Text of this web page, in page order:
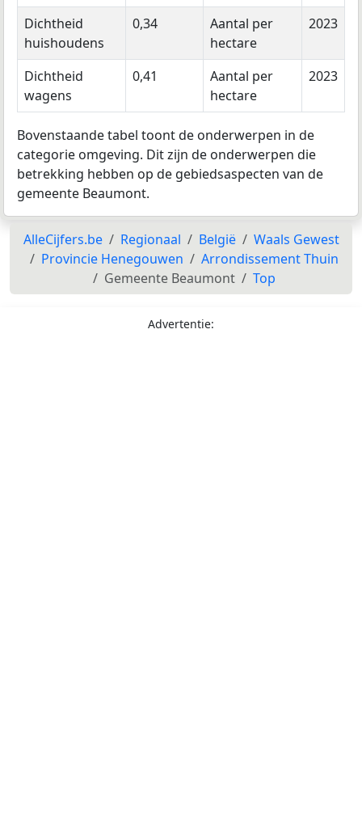
Dichtheid
huishoudens
0,34
Aantal per
hectare
2023
Dichtheid
wagens
0,41
Aantal per
hectare
2023
Bovenstaande tabel toont de onderwerpen in de
categorie omgeving. Dit zijn de onderwerpen die
betrekking hebben op de gebiedsaspecten van de
gemeente Beaumont.
AlleCijfers.be Regionaal België
Waals Gewest
Provincie Henegouwen
Arrondissement Thuin
Gemeente Beaumont
Top
Advertentie: